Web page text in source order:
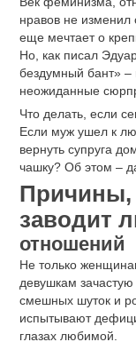
нравов не
еще мечтает о
Но, как писал
бездумный бант» –
неожиданные
Что делать, если
Если муж ушел к
вернуть супруга
чашку? Об этом –
Причины,
заводит
отношений
Не только
девушкам зачастую
смешных шуток и
испытывают
глазах любимой.